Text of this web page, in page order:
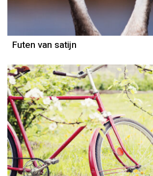
Futen van satijn
Weerbericht
Reinier van den Berg